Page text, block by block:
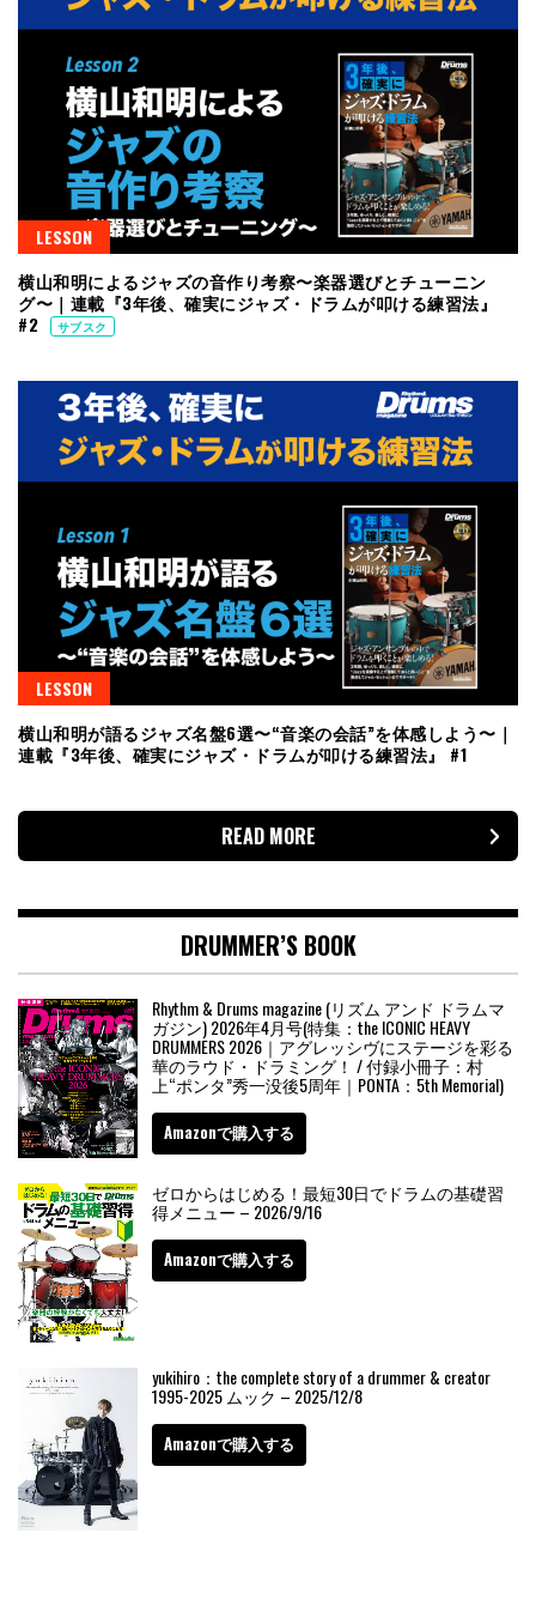
LESSON
横山和明によるジャズの音作り考察〜楽器選びとチューニン
グ〜｜連載『3年後、確実にジャズ・ドラムが叩ける練習法』
#2
サブスク
LESSON
横山和明が語るジャズ名盤6選〜“音楽の会話”を体感しよう〜｜
連載『3年後、確実にジャズ・ドラムが叩ける練習法』 #1
READ MORE
DRUMMER’S BOOK
Rhythm & Drums magazine (リズム アンド ドラムマ
ガジン) 2026年4月号(特集：the ICONIC HEAVY
DRUMMERS 2026｜アグレッシヴにステージを彩る
華のラウド・ドラミング！ / 付録小冊子：村
上“ポンタ”秀一没後5周年｜PONTA：5th Memorial)
Amazonで購入する
ゼロからはじめる！最短30日でドラムの基礎習
得メニュー – 2026/9/16
Amazonで購入する
yukihiro：the complete story of a drummer & creator
1995-2025 ムック – 2025/12/8
Amazonで購入する